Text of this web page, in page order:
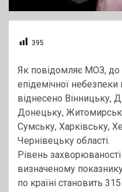
395
Як повідомляє МОЗ, до
епідемічної
віднесено Вінницьку,
Донецьку,
Сумську, Харківську,
Чернівецьку області.
Рівень
визначеному
по країні становить